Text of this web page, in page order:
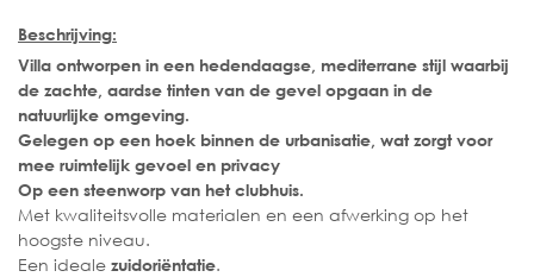
Beschrijving:
Villa ontworpen in een hedendaagse, mediterrane stijl waarbij
de zachte, aardse tinten van de gevel opgaan in de
natuurlijke omgeving.
Gelegen op een hoek binnen de urbanisatie, wat zorgt voor
mee ruimtelijk gevoel en privacy
Op een steenworp van het clubhuis.
Met kwaliteitsvolle materialen en een afwerking op het
hoogste niveau.
Een ideale zuidoriëntatie.